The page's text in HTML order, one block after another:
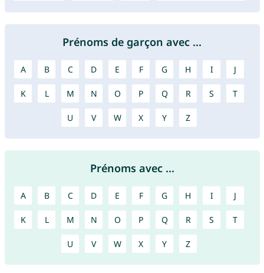
Prénoms de garçon avec ...
A B C D E F G H I J
K L M N O P Q R S T
U V W X Y Z
Prénoms avec ...
A B C D E F G H I J
K L M N O P Q R S T
U V W X Y Z